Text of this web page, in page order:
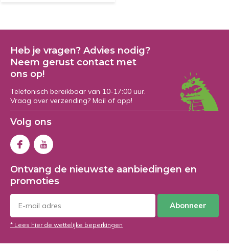
Heb je vragen? Advies nodig?
Neem gerust contact met
ons op!
Telefonisch bereikbaar van 10-17:00 uur.
Vraag over verzending? Mail of app!
Volg ons
Ontvang de nieuwste aanbiedingen en
promoties
Abonneer
* Lees hier de wettelijke beperkingen